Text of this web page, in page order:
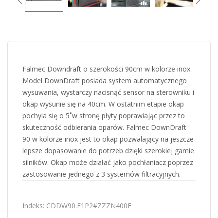
Falmec Downdraft o szerokości 90cm w kolorze inox.
Model DownDraft posiada system automatycznego
wysuwania, wystarczy nacisnąć sensor na sterowniku i
okap wysunie się na 40cm. W ostatnim etapie okap
pochyla się o 5˚w stronę płyty poprawiając przez to
skuteczność odbierania oparów. Falmec DownDraft
90 w kolorze inox jest to okap pozwalający na jeszcze
lepsze dopasowanie do potrzeb dzięki szerokiej gamie
silników. Okap może działać jako pochłaniacz poprzez
zastosowanie jednego z 3 systemów filtracyjnych.
Indeks: CDDW90.E1P2#ZZZN400F